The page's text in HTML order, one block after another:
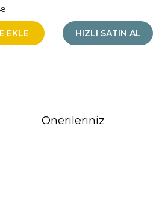
EKLE HIZLI SATIN AL
Önerileriniz